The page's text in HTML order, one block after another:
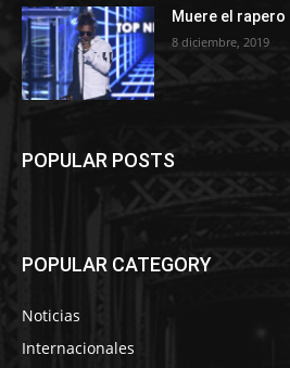
Muere el rapero
8 diciembre, 2019
POPULAR POSTS
POPULAR CATEGORY
Noticias
Internacionales